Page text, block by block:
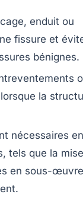
enduit ou
fissure et
bénignes.
la
nécessaires
tels que la
en sous-œuvre